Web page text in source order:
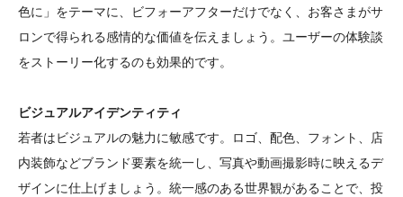
色に」をテーマに、ビフォーアフターだけでなく、お客さまがサ
ロンで得られる感情的な価値を伝えましょう。ユーザーの体験談
をストーリー化するのも効果的です。
ビジュアルアイデンティティ
若者はビジュアルの魅力に敏感です。ロゴ、配色、フォント、店
内装飾などブランド要素を統一し、写真や動画撮影時に映えるデ
ザインに仕上げましょう。統一感のある世界観があることで、投